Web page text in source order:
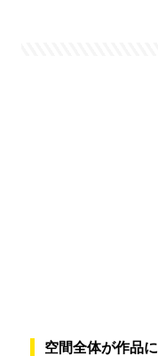
空間全体が作品に